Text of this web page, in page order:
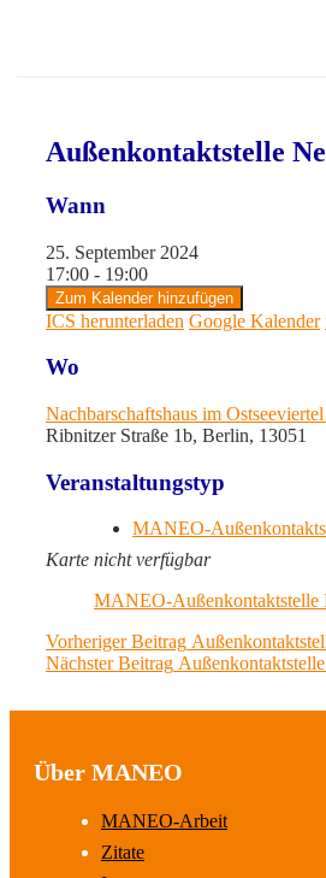
Außenkontaktstelle
Wann
25. September 2024
17:00 - 19:00
Zum Kalender hinzufügen
ICS herunterladen Google Kalender
Wo
Nachbarschaftshaus im
Ribnitzer Straße 1b, Berlin, 13051
Veranstaltungstyp
MANEO-
Karte nicht verfügbar
MANEO-Außenkontaktstelle
Beitragsnavigation
Vorheriger Beitrag Previous
post:
Nächster Beitrag Next
Über MANEO
MANEO-Arbeit
Zitate